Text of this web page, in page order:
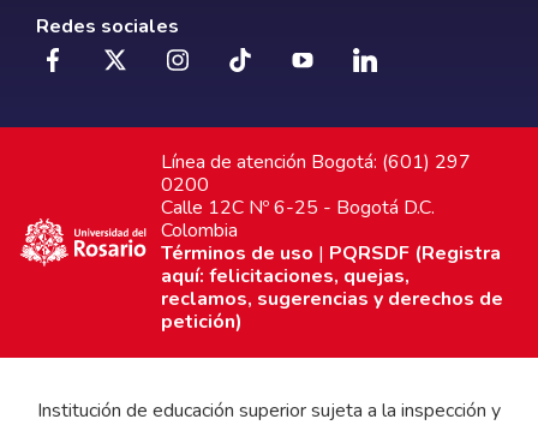
Redes sociales
Línea de atención Bogotá: (601) 297
0200
Calle 12C Nº 6-25 - Bogotá D.C.
Colombia
Términos de uso | PQRSDF (Registra
aquí: felicitaciones, quejas,
reclamos, sugerencias y derechos de
petición)
Institución de educación superior sujeta a la inspección y